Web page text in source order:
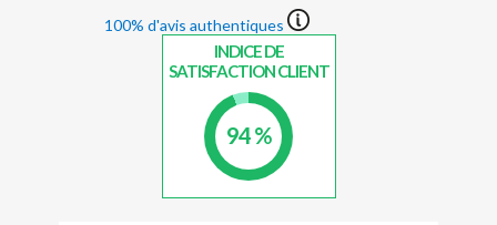
100% d'avis authentiques
INDICE DE
SATISFACTION CLIENT
94 %